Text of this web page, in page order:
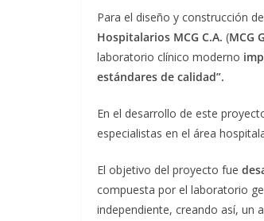
Para el diseño y construcción
Hospitalarios MCG C.A. (MCG
laboratorio clínico moderno
estándares de calidad”.
En el desarrollo de este
especialistas en el área
El objetivo del proyecto fue
compuesta por el laboratorio
independiente, creando así, un